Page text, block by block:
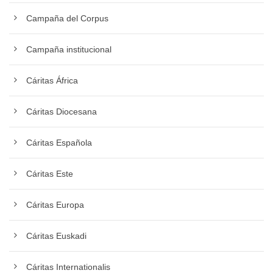
Campaña del Corpus
Campaña institucional
Cáritas África
Cáritas Diocesana
Cáritas Española
Cáritas Este
Cáritas Europa
Cáritas Euskadi
Cáritas Internationalis